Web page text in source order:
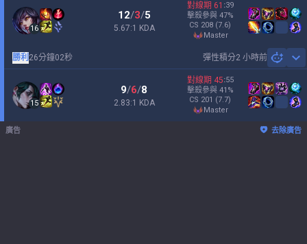
16
12/3/5
5.67:1 KDA
對線期 61 :39
擊殺參與 47%
CS 208 (7.6)
master
彈性積分2 小時前
勝利 26分鐘02秒
15
9/6/8
2.83:1 KDA
對線期 45:55
擊殺參與 41 %
CS 201 (7.7)
master
廣告 去除廣告